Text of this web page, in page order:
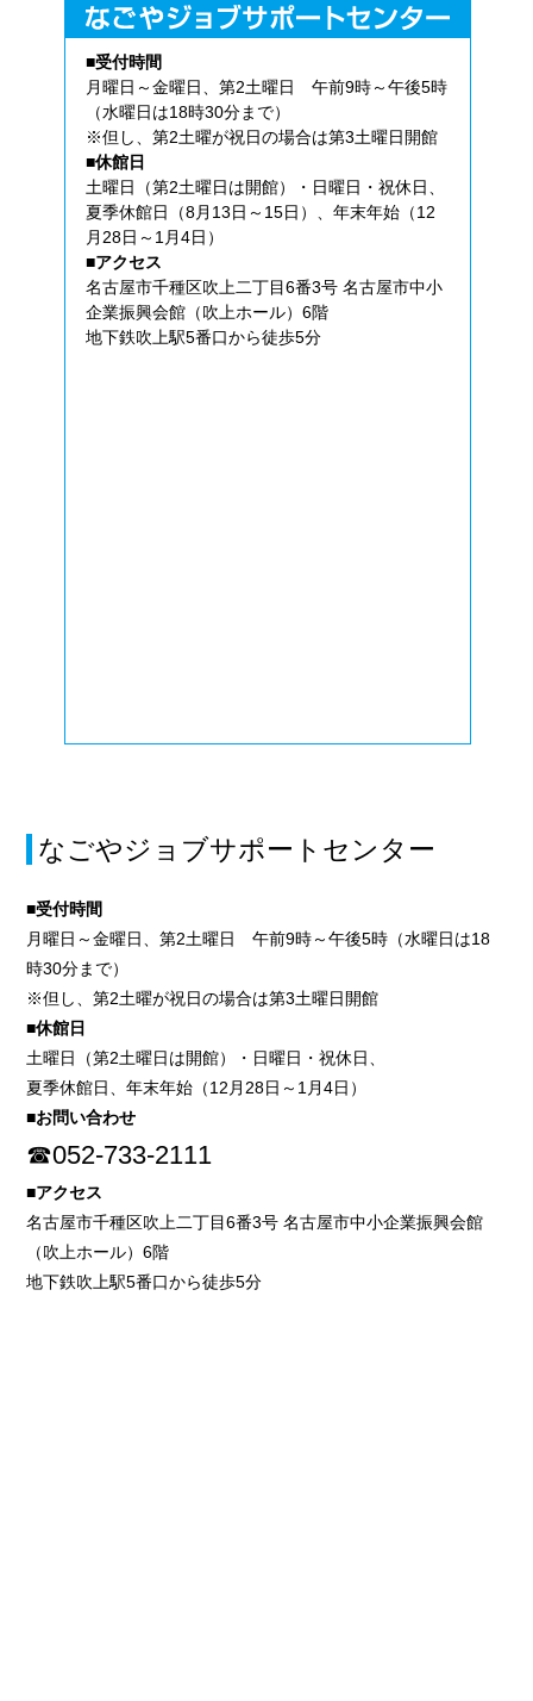
■受付時間
月曜日～金曜日、第2土曜日 午前9時～午後5時
（水曜日は18時30分まで）
※但し、第2土曜が祝日の場合は第3土曜日開館
■休館日
土曜日（第2土曜日は開館）・日曜日・祝休日、
夏季休館日（8月13日～15日）、年末年始（12
月28日～1月4日）
■アクセス
名古屋市千種区吹上二丁目6番3号 名古屋市中小
企業振興会館（吹上ホール）6階
地下鉄吹上駅5番口から徒歩5分
なごやジョブサポートセンター
■受付時間
月曜日～金曜日、第2土曜日 午前9時～午後5時（水曜日は18
時30分まで）
※但し、第2土曜が祝日の場合は第3土曜日開館
■休館日
土曜日（第2土曜日は開館）・日曜日・祝休日、
夏季休館日、年末年始（12月28日～1月4日）
■お問い合わせ
☎052-733-2111
■アクセス
名古屋市千種区吹上二丁目6番3号 名古屋市中小企業振興会館
（吹上ホール）6階
地下鉄吹上駅5番口から徒歩5分